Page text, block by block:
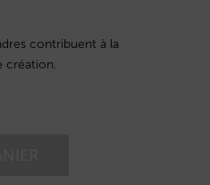
contribuent à la
création.